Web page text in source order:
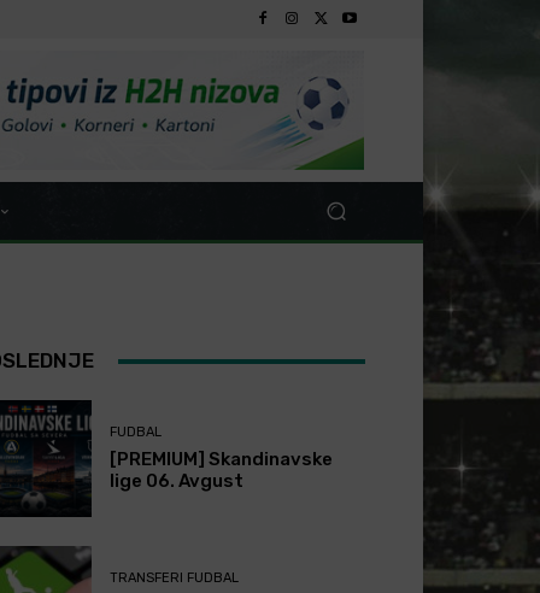
FUDBAL
[PREMIUM] Skandinavske
lige 06. Avgust
TRANSFERI FUDBAL